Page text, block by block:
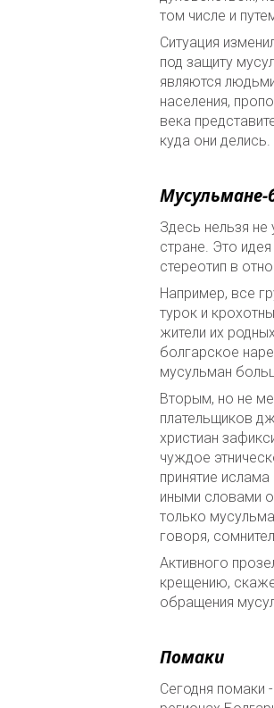
том числе и
Ситуация
под защиту
являются
населения,
века
куда они делись.
Здесь нельзя
стране. Это
стереотип в
Например, все
турок и
жители их
болгарское
мусульман
Вторым, но не
плательщиков
христиан
чуждое
принятие
иными словами
только
говоря,
Активного
крещению,
обращения
Помаки
Сегодня помаки